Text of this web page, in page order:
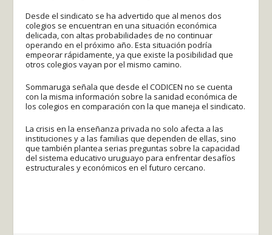
Desde el sindicato se ha advertido que al menos dos
colegios se encuentran en una situación económica
delicada, con altas probabilidades de no continuar
operando en el próximo año. Esta situación podría
empeorar rápidamente, ya que existe la posibilidad que
otros colegios vayan por el mismo camino.
Sommaruga señala que desde el CODICEN no se cuenta
con la misma información sobre la sanidad económica de
los colegios en comparación con la que maneja el sindicato.
La crisis en la enseñanza privada no solo afecta a las
instituciones y a las familias que dependen de ellas, sino
que también plantea serias preguntas sobre la capacidad
del sistema educativo uruguayo para enfrentar desafíos
estructurales y económicos en el futuro cercano.